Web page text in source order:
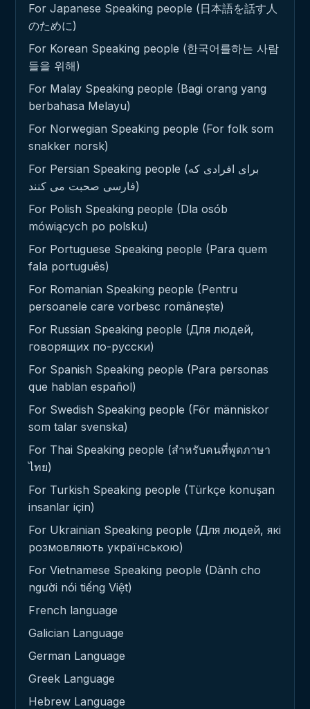
For Japanese Speaking people (日本語を話す人
のために)
For Korean Speaking people (한국어를하는 사람
들을 위해)
For Malay Speaking people (Bagi orang yang
berbahasa Melayu)
For Norwegian Speaking people (For folk som
snakker norsk)
For Persian Speaking people (برای افرادی که
فارسی صحبت می کنند)
For Polish Speaking people (Dla osób
mówiących po polsku)
For Portuguese Speaking people (Para quem
fala português)
For Romanian Speaking people (Pentru
persoanele care vorbesc românește)
For Russian Speaking people (Для людей,
говорящих по-русски)
For Spanish Speaking people (Para personas
que hablan español)
For Swedish Speaking people (För människor
som talar svenska)
For Thai Speaking people (สำหรับคนที่พูดภาษา
ไทย)
For Turkish Speaking people (Türkçe konuşan
insanlar için)
For Ukrainian Speaking people (Для людей, які
розмовляють українською)
For Vietnamese Speaking people (Dành cho
người nói tiếng Việt)
French language
Galician Language
German Language
Greek Language
Hebrew Language